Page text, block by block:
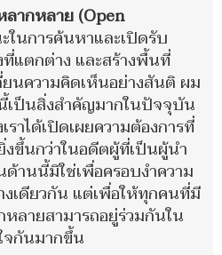
ลากหลาย (Open
ในการค้นหาและเปิดรับ
ที่แตกต่าง และสร้างพื้นที่
นความคิดเห็นอย่างสันติ ผม
เป็นสิ่งสำคัญมากในปัจจุบัน
าได้เปิดเผยความต้องการที่
ขึ้นกว่าในอดีตผู้ที่เป็นผู้นำ
ด้านนี้มิใช่เพื่อครอบงำความ
เดียวกัน แต่เพื่อให้ทุกคนที่มี
ลายสามารถอยู่ร่วมกันใน
จกันมากขึ้น